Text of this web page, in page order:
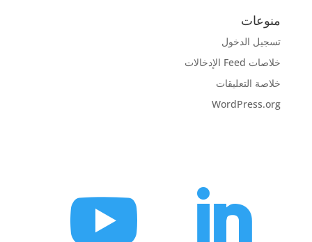
منوعات
تسجيل الدخول
خلاصات Feed الإدخالات
خلاصة التعليقات
WordPress.org

